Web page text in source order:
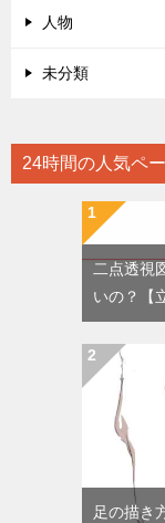
人物
未分類
24時間の人気ペ
二点透視
いの？【
足の描き